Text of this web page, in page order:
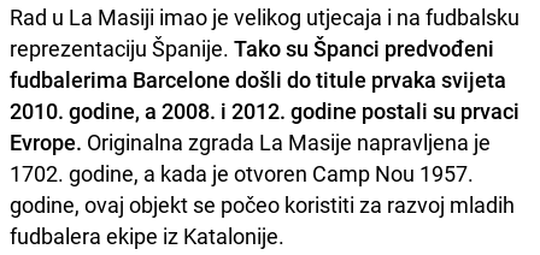
Rad u La Masiji imao je velikog utjecaja i na fudbalsku
reprezentaciju Španije. Tako su Španci predvođeni
fudbalerima Barcelone došli do titule prvaka svijeta
2010. godine, a 2008. i 2012. godine postali su prvaci
Evrope. Originalna zgrada La Masije napravljena je
1702. godine, a kada je otvoren Camp Nou 1957.
godine, ovaj objekt se počeo koristiti za razvoj mladih
fudbalera ekipe iz Katalonije.